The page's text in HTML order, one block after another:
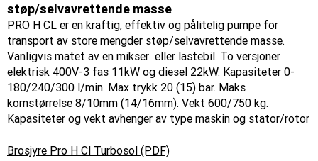
støp/selvavrettende masse
PRO H CL er en kraftig, effektiv og pålitelig pumpe for
transport av store mengder støp/selvavrettende masse.
Vanligvis matet av en mikser eller lastebil. To versjoner
elektrisk 400V-3 fas 11kW og diesel 22kW. Kapasiteter 0-
180/240/300 l/min. Max trykk 20 (15) bar. Maks
kornstørrelse 8/10mm (14/16mm). Vekt 600/750 kg.
Kapasiteter og vekt avhenger av type maskin og stator/rotor
Brosjyre Pro H Cl Turbosol (PDF)